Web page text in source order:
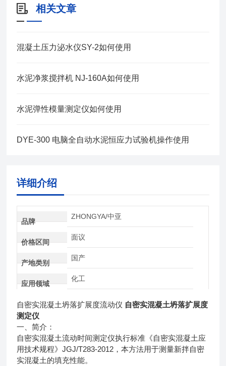
相关文章
混凝土压力泌水仪SY-2如何使用
水泥净浆搅拌机 NJ-160A如何使用
水泥弹性模量测定仪如何使用
DYE-300 电脑全自动水泥恒应力试验机操作使用
详细介绍
品牌
ZHONGYA/中亚
价格区间
面议
产地类别
国产
应用领域
化工
自密实混凝土坍落扩展度流动仪 自密实混凝土坍落扩展度
测定仪
一、简介：
自密实混凝土流动时间测定仪执行标准《自密实混凝土应
用技术规程》JGJ/T283-2012 ，本方法用于测量新拌自密
实混凝土的填充性能。